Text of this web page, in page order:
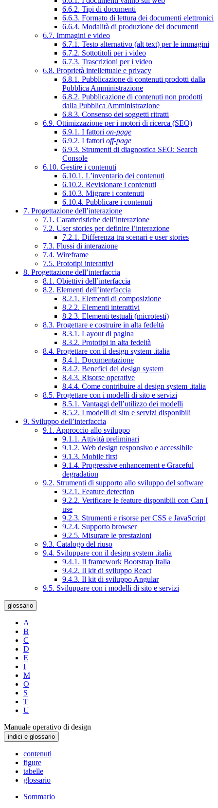
6.6.2. Tipi di documenti
6.6.3. Formato di lettura dei documenti elettronici
6.6.4. Modalità di produzione dei documenti
6.7. Immagini e video
6.7.1. Testo alternativo (alt text) per le immagini
6.7.2. Sottotitoli per i video
6.7.3. Trascrizioni per i video
6.8. Proprietà intellettuale e privacy
6.8.1. Pubblicazione di contenuti prodotti dalla
Pubblica Amministrazione
6.8.2. Pubblicazione di contenuti non prodotti
dalla Pubblica Amministrazione
6.8.3. Consenso dei soggetti ritratti
6.9. Ottimizzazione per i motori di ricerca (SEO)
6.9.1. I fattori on-page
6.9.2. I fattori off-page
6.9.3. Strumenti di diagnostica SEO: Search
Console
6.10. Gestire i contenuti
6.10.1. L’inventario dei contenuti
6.10.2. Revisionare i contenuti
6.10.3. Migrare i contenuti
6.10.4. Pubblicare i contenuti
7. Progettazione dell’interazione
7.1. Caratteristiche dell’interazione
7.2. User stories per definire l’interazione
7.2.1. Differenza tra scenari e user stories
7.3. Flussi di interazione
7.4. Wireframe
7.5. Prototipi interattivi
8. Progettazione dell’interfaccia
8.1. Obiettivi dell’interfaccia
8.2. Elementi dell’interfaccia
8.2.1. Elementi di composizione
8.2.2. Elementi interattivi
8.2.3. Elementi testuali (microtesti)
8.3. Progettare e costruire in alta fedeltà
8.3.1. Layout di pagina
8.3.2. Prototipi in alta fedeltà
8.4. Progettare con il design system .italia
8.4.1. Documentazione
8.4.2. Benefici del design system
8.4.3. Risorse operative
8.4.4. Come contribuire al design system .italia
8.5. Progettare con i modelli di sito e servizi
8.5.1. Vantaggi dell’utilizzo dei modelli
8.5.2. I modelli di sito e servizi disponibili
9. Sviluppo dell’interfaccia
9.1. Approccio allo sviluppo
9.1.1. Attività preliminari
9.1.2. Web design responsivo e accessibile
9.1.3. Mobile first
9.1.4. Progressive enhancement e Graceful
degradation
9.2. Strumenti di supporto allo sviluppo del software
9.2.1. Feature detection
9.2.2. Verificare le feature disponibili con Can I
use
9.2.3. Strumenti e risorse per CSS e JavaScript
9.2.4. Supporto browser
9.2.5. Misurare le prestazioni
9.3. Catalogo del riuso
9.4. Sviluppare con il design system .italia
9.4.1. Il framework Bootstrap Italia
9.4.2. Il kit di sviluppo React
9.4.3. Il kit di sviluppo Angular
9.5. Sviluppare con i modelli di sito e servizi
glossario
A
B
C
D
E
I
M
O
S
T
U
Manuale operativo di design
indici e glossario
contenuti
figure
tabelle
glossario
Sommario